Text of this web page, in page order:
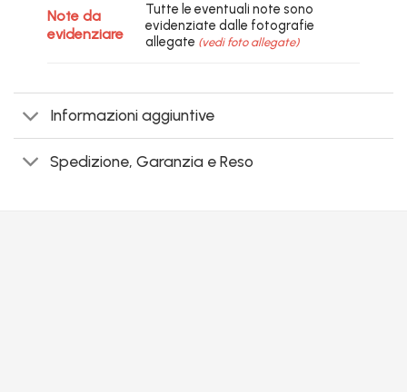
Note da
evidenziare
Tutte le eventuali note sono
evidenziate dalle fotografie
allegate (vedi foto allegate)
Informazioni aggiuntive
Spedizione, Garanzia e Reso